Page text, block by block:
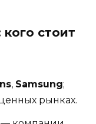
стоит
, Samsung;
рынках.